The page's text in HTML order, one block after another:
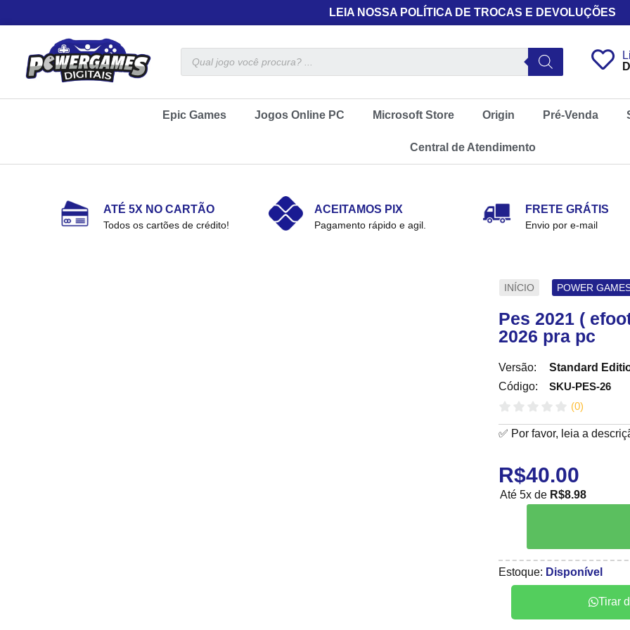
LEIA NOSSA POLÍTICA DE TROCAS E DEVOLUÇÕES
Epic Games Jogos Online PC Microsoft Store Origin Pré-Venda
Central de Atendimento
ATÉ 5X NO CARTÃO
Todos os cartões de crédito!
ACEITAMOS PIX
Pagamento rápido e agil.
FRETE GRÁTIS
Envio por e-mail
INÍCIO POWER
Pes 2021 (
2026 pra pc
Versão:
Código:
Standard
SKU-PES-26
(0)
✅ Por favor, leia a
R$40.00
Até 5x de R$8.98
Estoque: Disponível
Tirar